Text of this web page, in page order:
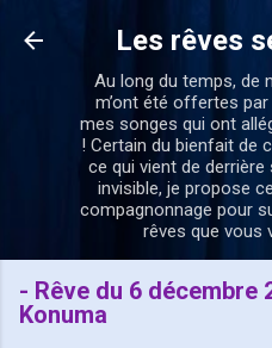
Accéder au
Les rêves
Au long du temps, de
m’ont été offertes
mes songes qui ont
! Certain du bienfait de
ce qui vient de
invisible, je propose
compagnonnage pour
rêves que vous
- Rêve du 6 décembre
Konuma